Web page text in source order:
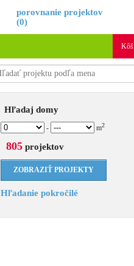
porovnanie projektov
(0)
Kôš
Hľadaj domy
- m2
805projektov
Hľadanie pokročilé